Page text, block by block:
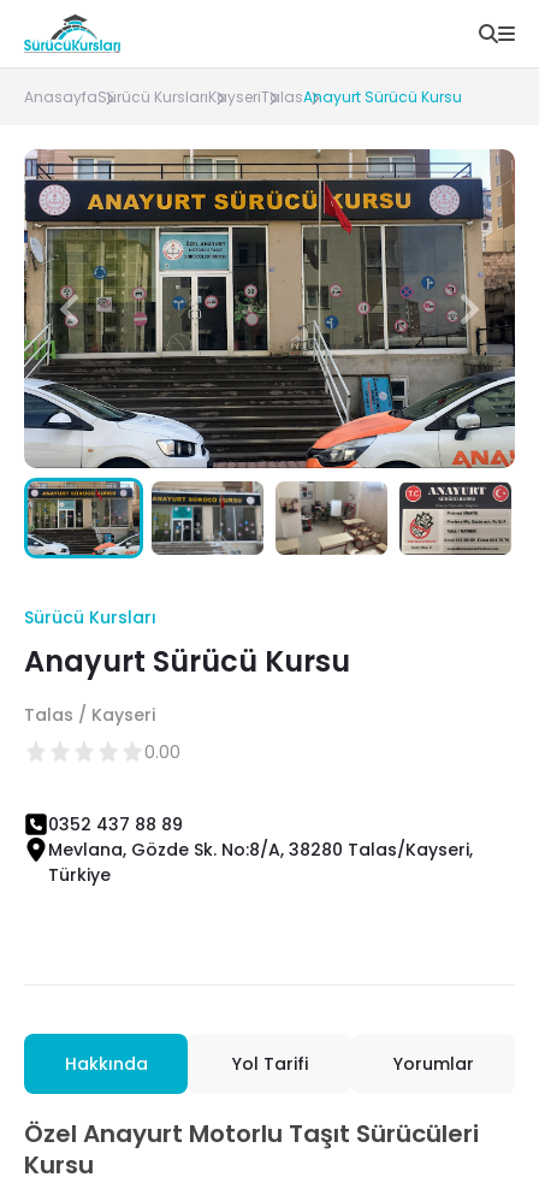
AnasayfaSürücü KurslarıKayseriTalasAnayurt Sürücü Kursu
Sürücü Kursları
Anayurt Sürücü Kursu
Talas / Kayseri
0.00
0352 437 88 89
Mevlana, Gözde Sk. No:8/A, 38280 Talas/Kayseri,
Türkiye
Hakkında Yol Tarifi Yorumlar
Özel Anayurt Motorlu Taşıt Sürücüleri
Kursu